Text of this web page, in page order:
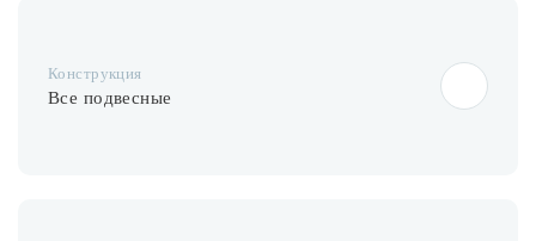
Конструкция
Все подвесные